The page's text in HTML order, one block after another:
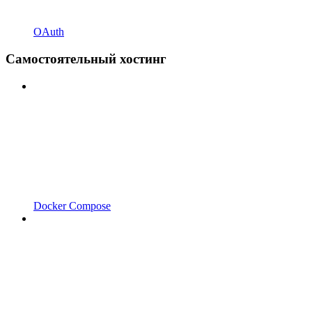
OAuth
Самостоятельный хостинг
Docker Compose